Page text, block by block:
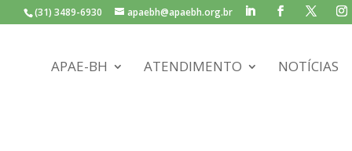
(31) 3489-6930 apaebh@apaebh.org.br
APAE-BH ATENDIMENTO NOTÍCIAS